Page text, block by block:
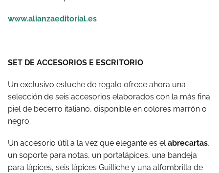
www.alianzaeditorial.es
SET DE ACCESORIOS E ESCRITORIO
Un exclusivo estuche de regalo ofrece ahora una
selección de seis accesorios elaborados con la más fina
piel de becerro italiano, disponible en colores marrón o
negro.
Un accesorio útil a la vez que elegante es elabrecartas,
un soporte para notas, un portalápices, una bandeja
para lápices, seis lápices Guilliche y una alfombrilla de